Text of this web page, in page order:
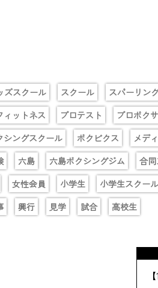
ズスクール スクール スパーリン
ィットネス プロテスト プロボク
シングスクール ボクビクス メデ
六島 六島ボクシングジム
合
女性会員 小学生 小学生スクール
興行 見学 試合 高校生